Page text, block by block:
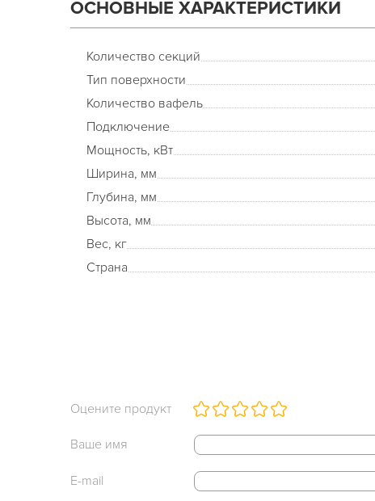
ОСНОВНЫЕ ХАРАКТЕРИСТИКИ
Количество секций
Тип поверхности
Количество вафель
Подключение
Мощность, кВт
Ширина, мм
Глубина, мм
Высота, мм
Вес, кг
Страна
Оцените продукт
Ваше имя
E-mail